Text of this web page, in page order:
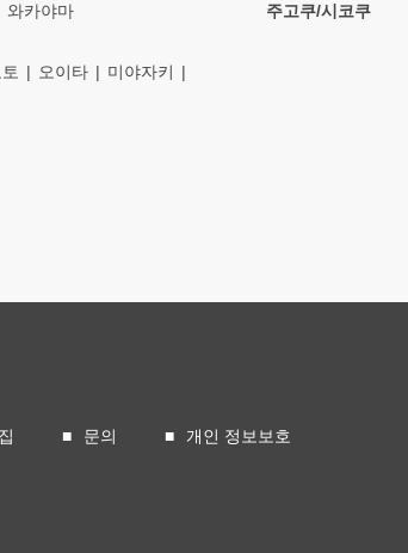
와카야마 주고쿠/시코쿠
오이타
미야자키
문의 개인 정보보호